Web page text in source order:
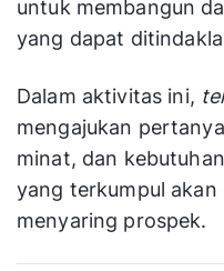
untuk membangun
yang dapat
Dalam aktivitas ini,
mengajukan
minat, dan
yang terkumpul
menyaring prospek.